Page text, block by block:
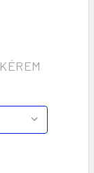
KÉREM